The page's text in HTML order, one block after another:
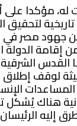
مؤكدا على
لتحقيق
جهود مصر في
إقامة
القدس
لوقف إطلاق
هناك يُشكل
إليه